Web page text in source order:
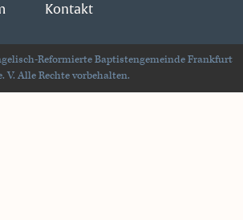
Kontakt
Reformierte Baptistengemeinde Frankfurt
V. Alle Rechte vorbehalten.